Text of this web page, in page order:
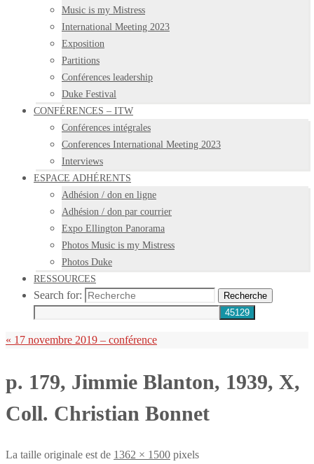
Music is my Mistress
International Meeting 2023
Exposition
Partitions
Conférences leadership
Duke Festival
CONFÉRENCES – ITW
Conférences intégrales
Conferences International Meeting 2023
Interviews
ESPACE ADHÉRENTS
Adhésion / don en ligne
Adhésion / don par courrier
Expo Ellington Panorama
Photos Music is my Mistress
Photos Duke
RESSOURCES
Search for: Recherche
« 17 novembre 2019 – conférence
p. 179, Jimmie Blanton, 1939, X,
Coll. Christian Bonnet
La taille originale est de 1362 × 1500 pixels